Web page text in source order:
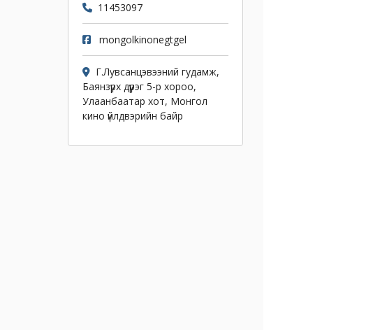
11453097
mongolkinonegtgel
Г.Лувсанцэвээний гудамж,
Баянзүрх дүүрэг 5-р хороо,
Улаанбаатар хот, Монгол
кино үйлдвэрийн байр